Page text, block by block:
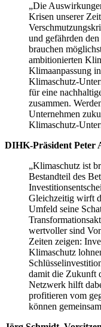
„Die
Krisen unserer
und gefährden
brauchen
ambitionierten
Klimaanpassung
Klimaschutz-
für eine
zusammen.
Unternehmen
Klimaschutz-
DIHK-Präsident Peter
„Klimaschutz ist
Bestandteil des
Gleichzeitig wirft
Umfeld seine
wertvoller sind
Zeiten zeigen:
Klimaschutz
damit die Zukunft
Netzwerk hilft
profitieren vom
können